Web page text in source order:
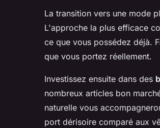
La transition vers une mode
L'approche la plus efficace
ce que vous possédez déjà.
que vous portez réellement.
Investissez ensuite dans des
nombreux articles bon
naturelle vous
port dérisoire comparé aux